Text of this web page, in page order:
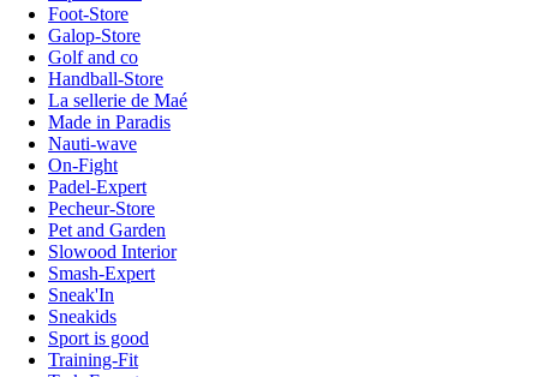
Foot-Store
Galop-Store
Golf and co
Handball-Store
La sellerie de Maé
Made in Paradis
Nauti-wave
On-Fight
Padel-Expert
Pecheur-Store
Pet and Garden
Slowood Interior
Smash-Expert
Sneak'In
Sneakids
Sport is good
Training-Fit